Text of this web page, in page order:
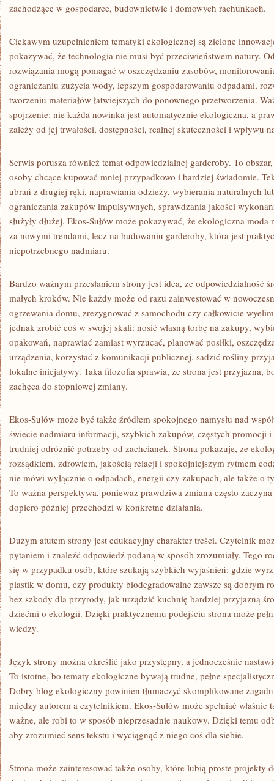
zachodzące w gospodarce, budownictwie i domowych rachunkach.
Ciekawym uzupełnieniem tematyki ekologicznej są zielone
pokazywać, że technologia nie musi być przeciwieństwem natury.
rozwiązania mogą pomagać w oszczędzaniu zasobów,
ograniczaniu zużycia wody, lepszym gospodarowaniu odpadami,
tworzeniu materiałów łatwiejszych do ponownego przetworzenia.
spojrzenie: nie każda nowinka jest automatycznie ekologiczna, a
zależy od jej trwałości, dostępności, realnej skuteczności i wpływu
Serwis porusza również temat odpowiedzialnej garderoby. To
osoby chcące kupować mniej przypadkowo i bardziej świadomie.
ubrań z drugiej ręki, naprawiania odzieży, wybierania naturalnych
ograniczania zakupów impulsywnych, sprawdzania jakości
służyły dłużej. Ekos-Sułów może pokazywać, że ekologiczna
za nowymi trendami, lecz na budowaniu garderoby, która jest
niepotrzebnego nadmiaru.
Bardzo ważnym przesłaniem strony jest idea, że odpowiedzialność
małych kroków. Nie każdy może od razu zainwestować w
ogrzewania domu, zrezygnować z samochodu czy całkowicie
jednak zrobić coś w swojej skali: nosić własną torbę na zakupy,
opakowań, naprawiać zamiast wyrzucać, planować posiłki,
urządzenia, korzystać z komunikacji publicznej, sadzić rośliny
lokalne inicjatywy. Taka filozofia sprawia, że strona jest przyjazna,
zachęca do stopniowej zmiany.
Ekos-Sułów może być także źródłem spokojnego namysłu nad
świecie nadmiaru informacji, szybkich zakupów, częstych promocji
trudniej odróżnić potrzeby od zachcianek. Strona pokazuje, że
rozsądkiem, zdrowiem, jakością relacji i spokojniejszym rytmem
nie mówi wyłącznie o odpadach, energii czy zakupach, ale także o
To ważna perspektywa, ponieważ prawdziwa zmiana często
dopiero później przechodzi w konkretne działania.
Dużym atutem strony jest edukacyjny charakter treści. Czytelnik
pytaniem i znaleźć odpowiedź podaną w sposób zrozumiały. Tego
się w przypadku osób, które szukają szybkich wyjaśnień: gdzie
plastik w domu, czy produkty biodegradowalne zawsze są dobrym
bez szkody dla przyrody, jak urządzić kuchnię bardziej przyjazną
dziećmi o ekologii. Dzięki praktycznemu podejściu strona może
wiedzy.
Język strony można określić jako przystępny, a jednocześnie
To istotne, bo tematy ekologiczne bywają trudne, pełne
Dobry blog ekologiczny powinien tłumaczyć skomplikowane
między autorem a czytelnikiem. Ekos-Sułów może spełniać
ważne, ale robi to w sposób nieprzesadnie naukowy. Dzięki temu
aby zrozumieć sens tekstu i wyciągnąć z niego coś dla siebie.
Strona może zainteresować także osoby, które lubią proste projekty